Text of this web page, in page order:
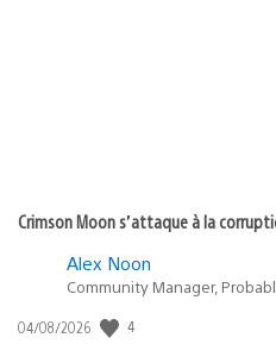
Crimson Moon s’attaque à la
Alex Noon
Community Manager,
Date
04/08/2026 4